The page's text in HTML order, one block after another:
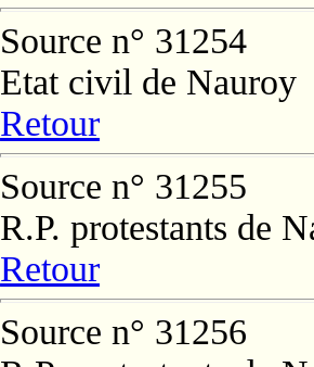
Source n° 31254
Etat civil de Nauroy
Retour
Source n° 31255
R.P. protestants de
Retour
Source n° 31256